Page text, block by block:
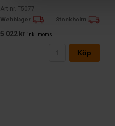
Art nr. T5077
Webblager
Stockholm
5 022 kr inkl. moms
Köp